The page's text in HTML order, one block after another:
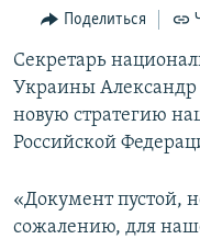
Вернутся
поиску
ИНТЕРАКТИВ
ИНФОГРАФИКА
ТЕЛЕПРОЕКТ
СОВЕТЫ
ПОБЕДИТЕЛЕЙ НЕ
РАДІО СВОБОДА
КАК ОБОЙТИ
Українською
Поделиться
Секретарь
Украины Александр
новую стратегию
Российской
«Документ пустой,
сожалению, для